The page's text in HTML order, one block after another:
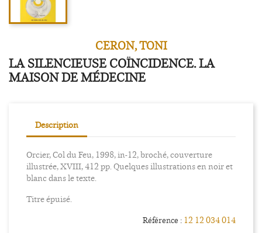
CERON, TONI
LA SILENCIEUSE COÏNCIDENCE. LA
MAISON DE MÉDECINE
Description
Orcier, Col du Feu, 1998, in-12, broché, couverture
illustrée, XVIII, 412 pp. Quelques illustrations en noir et
blanc dans le texte.
Titre épuisé.
Référence : 12 12 034 014